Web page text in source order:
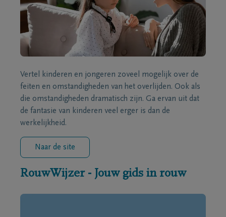
Vertel kinderen en jongeren zoveel mogelijk over de
feiten en omstandigheden van het overlijden. Ook als
die omstandigheden dramatisch zijn. Ga ervan uit dat
de fantasie van kinderen veel erger is dan de
werkelijkheid.
Naar de site
RouwWijzer - Jouw gids in rouw